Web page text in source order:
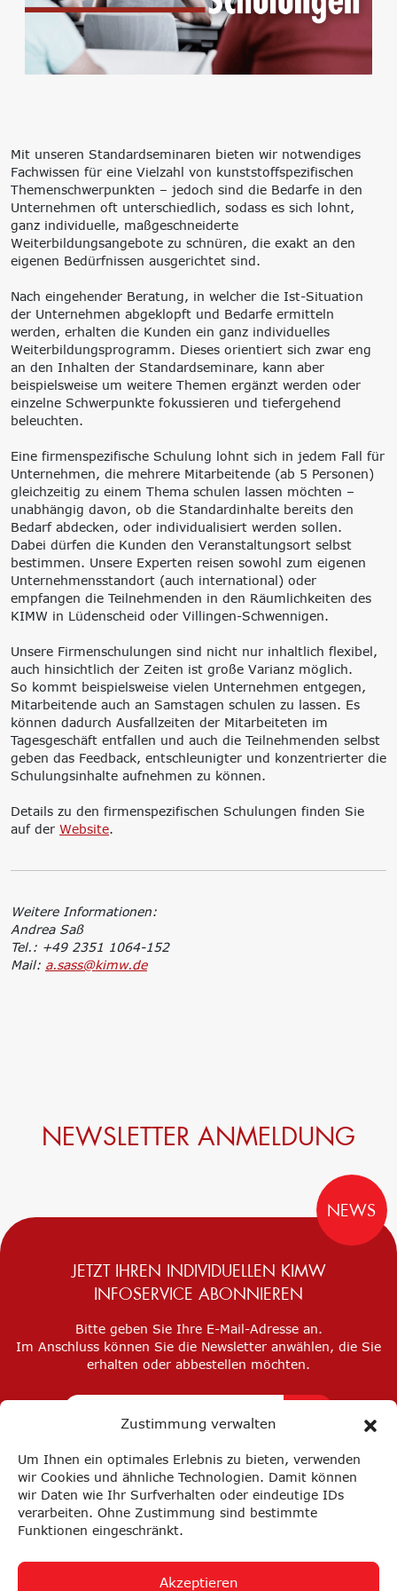
Zustimmung verwalten
Um Ihnen ein optimales Erlebnis zu bieten, verwenden
wir Cookies und ähnliche Technologien. Damit können
wir Daten wie Ihr Surfverhalten oder eindeutige IDs
verarbeiten. Ohne Zustimmung sind bestimmte
Funktionen eingeschränkt.
Akzeptieren
‘Lernen formt
Management
Trägergesellschaft
Innovationsnetzwerke
Internationalisierung
k-branche.de
Nachhaltigkeit
Circular Economy &
Wesentlichkeit, KPI &
Strategien
Corporate Carbon
Footprint (CCF)
Environmental Product
Declaration (EPD)
Mit unseren Standardseminaren bieten wir notwendiges
Fachwissen für eine Vielzahl von kunststoffspezifischen
Themenschwerpunkten – jedoch sind die Bedarfe in den
Unternehmen oft unterschiedlich, sodass es sich lohnt,
ganz individuelle, maßgeschneiderte
Weiterbildungsangebote zu schnüren, die exakt an den
eigenen Bedürfnissen ausgerichtet sind.
Nach eingehender Beratung, in welcher die Ist-Situation
der Unternehmen abgeklopft und Bedarfe ermitteln
werden, erhalten die Kunden ein ganz individuelles
Weiterbildungsprogramm. Dieses orientiert sich zwar eng
an den Inhalten der Standardseminare, kann aber
beispielsweise um weitere Themen ergänzt werden oder
einzelne Schwerpunkte fokussieren und tiefergehend
beleuchten.
Eine firmenspezifische Schulung lohnt sich in jedem Fall für
Unternehmen, die mehrere Mitarbeitende (ab 5 Personen)
gleichzeitig zu einem Thema schulen lassen möchten –
unabhängig davon, ob die Standardinhalte bereits den
Bedarf abdecken, oder individualisiert werden sollen.
Dabei dürfen die Kunden den Veranstaltungsort selbst
bestimmen. Unsere Experten reisen sowohl zum eigenen
Unternehmensstandort (auch international) oder
empfangen die Teilnehmenden in den Räumlichkeiten des
KIMW in Lüdenscheid oder Villingen-Schwennigen.
Unsere Firmenschulungen sind nicht nur inhaltlich flexibel,
auch hinsichtlich der Zeiten ist große Varianz möglich.
So kommt beispielsweise vielen Unternehmen entgegen,
Mitarbeitende auch an Samstagen schulen zu lassen. Es
können dadurch Ausfallzeiten der Mitarbeiteten im
Tagesgeschäft entfallen und auch die Teilnehmenden selbst
geben das Feedback, entschleunigter und konzentrierter die
Schulungsinhalte aufnehmen zu können.
Details zu den firmenspezifischen Schulungen finden Sie
auf der Website.
Weitere Informationen:
Andrea Saß
Tel.: +49 2351 1064-152
Mail: a.sass@kimw.de
NEWSLETTER ANMELDUNG
NEWS
JETZT IHREN INDIVIDUELLEN KIMW
INFOSERVICE ABONNIEREN
Bitte geben Sie Ihre E-Mail-Adresse an.
Im Anschluss können Sie die Newsletter anwählen, die Sie
erhalten oder abbestellen möchten.